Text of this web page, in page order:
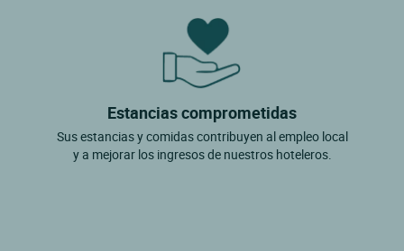
Estancias comprometidas
Sus estancias y comidas contribuyen al empleo local
y a mejorar los ingresos de nuestros hoteleros.